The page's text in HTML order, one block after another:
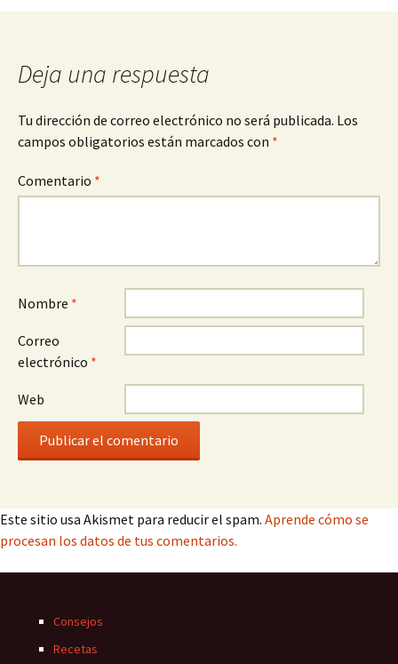
Deja una respuesta
Tu dirección de correo electrónico no será publicada. Los
campos obligatorios están marcados con *
Comentario *
Nombre *
Correo
electrónico *
Web
Este sitio usa Akismet para reducir el spam. Aprende cómo se
procesan los datos de tus comentarios.
Consejos
Recetas